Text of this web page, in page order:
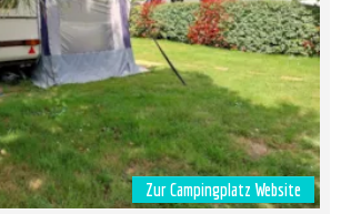
Zur Campingplatz Website